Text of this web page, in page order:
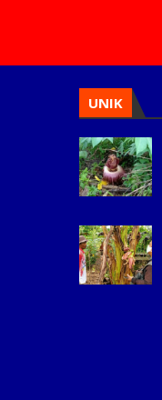
UNIK